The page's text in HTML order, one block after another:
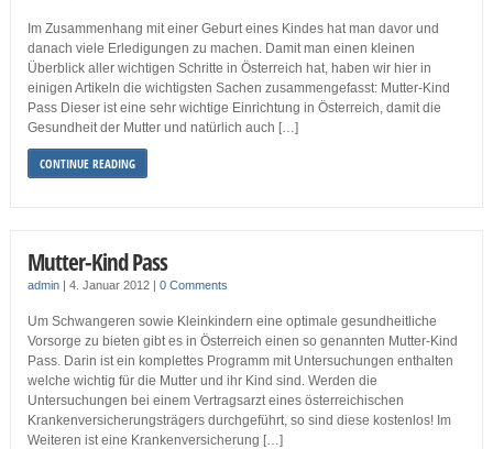
Im Zusammenhang mit einer Geburt eines Kindes hat man davor und
danach viele Erledigungen zu machen. Damit man einen kleinen
Überblick aller wichtigen Schritte in Österreich hat, haben wir hier in
einigen Artikeln die wichtigsten Sachen zusammengefasst: Mutter-Kind
Pass Dieser ist eine sehr wichtige Einrichtung in Österreich, damit die
Gesundheit der Mutter und natürlich auch […]
CONTINUE READING
Mutter-Kind Pass
admin| 4. Januar 2012 | 0 Comments
Um Schwangeren sowie Kleinkindern eine optimale gesundheitliche
Vorsorge zu bieten gibt es in Österreich einen so genannten Mutter-Kind
Pass. Darin ist ein komplettes Programm mit Untersuchungen enthalten
welche wichtig für die Mutter und ihr Kind sind. Werden die
Untersuchungen bei einem Vertragsarzt eines österreichischen
Krankenversicherungsträgers durchgeführt, so sind diese kostenlos! Im
Weiteren ist eine Krankenversicherung […]